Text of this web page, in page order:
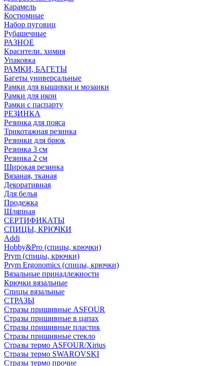
Карамель
Костюмные
Набор пуговиц
Рубашечные
РАЗНОЕ
Красители. химия
Упаковка
РАМКИ, БАГЕТЫ
Багеты универсальные
Рамки для вышивки и мозаики
Рамки для икон
Рамки с паспарту
РЕЗИНКА
Резинка для пояса
Трикотажная резинка
Резинки для брюк
Резинка 3 см
Резинка 2 см
Широкая резинка
Вязаная, тканая
Декоративная
Для белья
Продежка
Шляпная
СЕРТИФИКАТЫ
СПИЦЫ, КРЮЧКИ
Addi
Hobby&Pro (спицы, крючки)
Prym (спицы, крючки)
Prym Ergonomics (спицы, крючки)
Вязальные принадлежности
Крючки вязальные
Спицы вязальные
СТРАЗЫ
Стразы пришивные ASFOUR
Стразы пришивные в цапах
Стразы пришивные пластик
Стразы пришивные стекло
Стразы термо ASFOUR/Xirius
Стразы термо SWAROVSKI
Стразы термо прочие